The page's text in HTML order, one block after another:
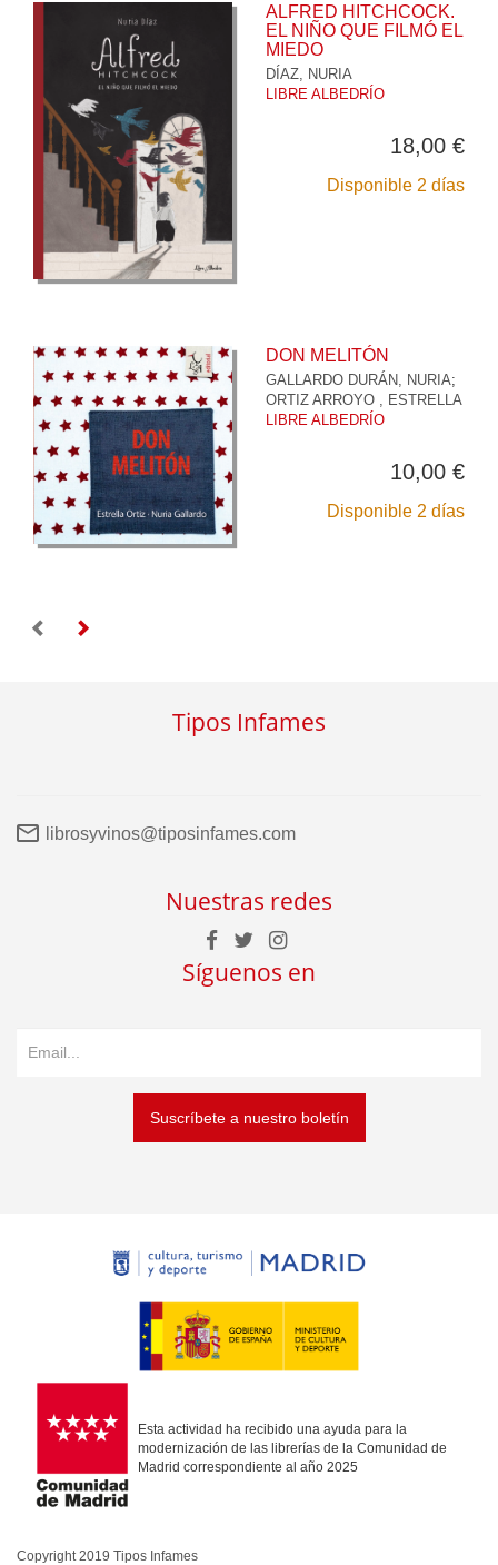
ALFRED HITCHCOCK.
EL NIÑO QUE FILMÓ EL
MIEDO
DÍAZ, NURIA
LIBRE ALBEDRÍO
18,00 €
Disponible 2 días
DON MELITÓN
GALLARDO DURÁN, NURIA;
ORTIZ ARROYO , ESTRELLA
LIBRE ALBEDRÍO
10,00 €
Disponible 2 días
Tipos Infames
librosyvinos@tiposinfames.com
Nuestras redes
Síguenos en
Suscríbete a nuestro boletín
Esta actividad ha recibido una ayuda para la
modernización de las librerías de la Comunidad de
Madrid correspondiente al año 2025
Copyright 2019 Tipos Infames